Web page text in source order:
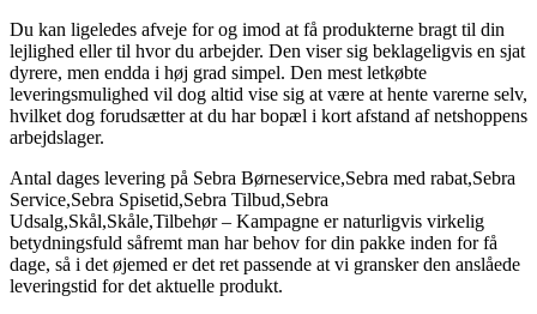
Du kan ligeledes afveje for og imod at få produkterne bragt til din
lejlighed eller til hvor du arbejder. Den viser sig beklageligvis en sjat
dyrere, men endda i høj grad simpel. Den mest letkøbte
leveringsmulighed vil dog altid vise sig at være at hente varerne selv,
hvilket dog forudsætter at du har bopæl i kort afstand af netshoppens
arbejdslager.
Antal dages levering på Sebra Børneservice,Sebra med rabat,Sebra
Service,Sebra Spisetid,Sebra Tilbud,Sebra
Udsalg,Skål,Skåle,Tilbehør – Kampagne er naturligvis virkelig
betydningsfuld såfremt man har behov for din pakke inden for få
dage, så i det øjemed er det ret passende at vi gransker den anslåede
leveringstid for det aktuelle produkt.